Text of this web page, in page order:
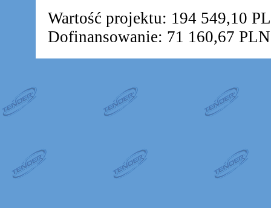
Wartość projektu: 194 549,10
Dofinansowanie: 71 160,67 PLN